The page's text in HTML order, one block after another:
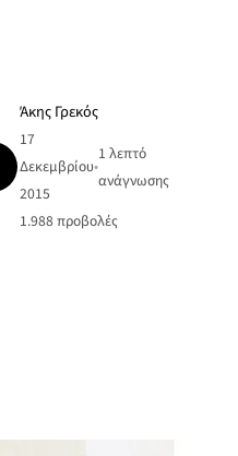
Άκης Γρεκός
17
Δεκεμβρίου
2015
•
1 λεπτό
ανάγνωσης
1.988 προβολές